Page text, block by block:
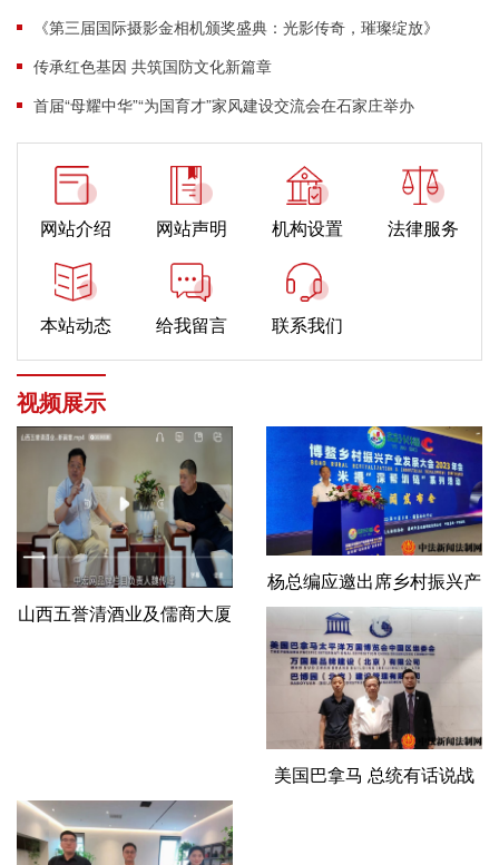
《第三届国际摄影金相机颁奖盛典：光影传奇，璀璨绽放》
传承红色基因 共筑国防文化新篇章
首届“母耀中华”“为国育才”家风建设交流会在石家庄举办
网站介绍 网站声明 机构设置 法律服务
本站动态 给我留言 联系我们
视频展示
山西五誉清酒业及儒商大厦
杨总编应邀出席乡村振兴产
业发展大会
美国巴拿马 总统有话说战